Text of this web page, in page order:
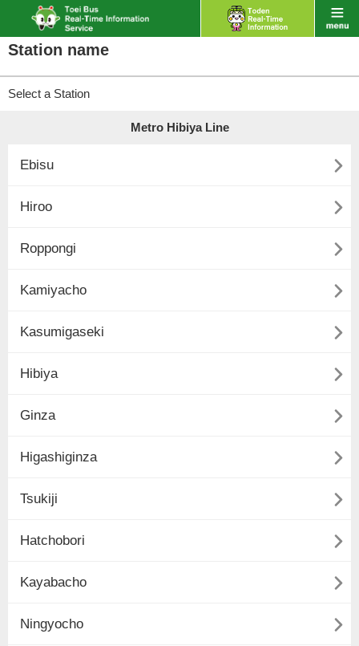
Station name
Select a Station
Metro Hibiya Line
Ebisu 
Hiroo 
Roppongi 
Kamiyacho 
Kasumigaseki 
Hibiya 
Ginza 
Higashiginza 
Tsukiji 
Hatchobori 
Kayabacho 
Ningyocho 